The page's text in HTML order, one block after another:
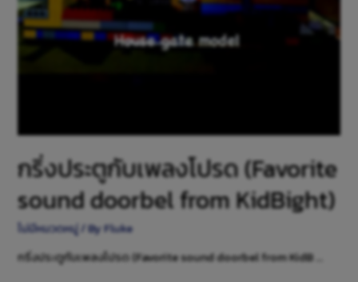
กริ่งประตูกับเพลงโปรด (Favorite
sound doorbel from KidBight)
ไม่มีหมวดหมู่/ ByFluke
กริ่งประตูกับเพลงโปรด (Favorite sound doorbel from KidB …